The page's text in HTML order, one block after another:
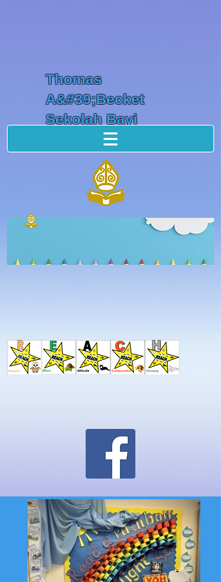
Thomas
A&#39;Becket
Sekolah Bayi